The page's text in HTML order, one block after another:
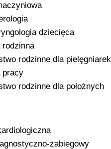
dziecięca
rodzinna
rodzinne dla pielęgniarek
pracy
rodzinne dla położnych
zabiegowy